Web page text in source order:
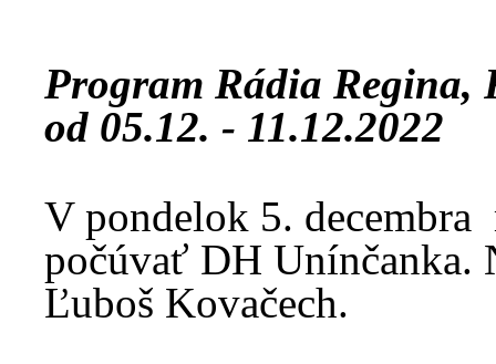
Program Rádia Regina,
od 05.12. - 11.12.2022
V pondelok 5. decembra
počúvať DH Unínčanka.
Ľuboš Kovačech.